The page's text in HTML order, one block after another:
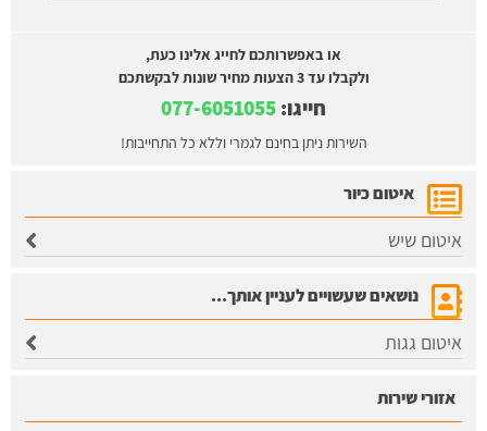
או באפשרותכם לחייג אלינו כעת,
ולקבלו עד 3 הצעות מחיר שונות לבקשתכם
חייגו:
השירות ניתן בחינם לגמרי וללא כל התחייבות!
איטום כיור
איטום שיש
נושאים שעשויים לעניין אותך...
איטום גגות
אזורי שירות